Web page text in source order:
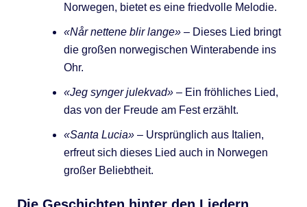
Norwegen, bietet es eine friedvolle Melodie.
«Når nettene blir lange»– Dieses Lied bringt
die großen norwegischen Winterabende ins
Ohr.
«Jeg synger julekvad»– Ein fröhliches Lied,
das von der Freude am Fest erzählt.
«Santa Lucia»– Ursprünglich aus Italien,
erfreut sich dieses Lied auch in Norwegen
großer Beliebtheit.